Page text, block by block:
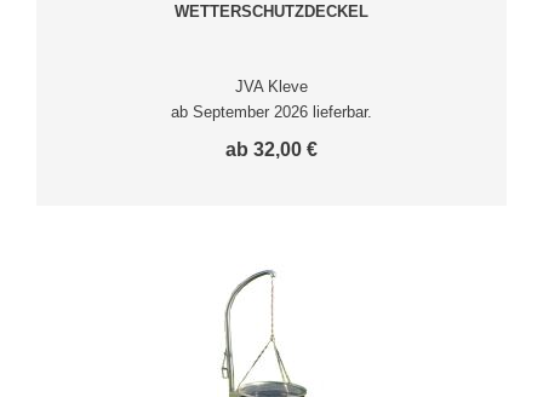
WETTERSCHUTZDECKEL
JVA Kleve
ab September 2026 lieferbar.
ab 32,00 €